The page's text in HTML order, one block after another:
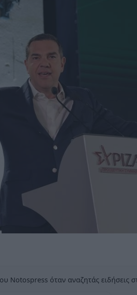
Notospress όταν αναζητάς ειδήσεις